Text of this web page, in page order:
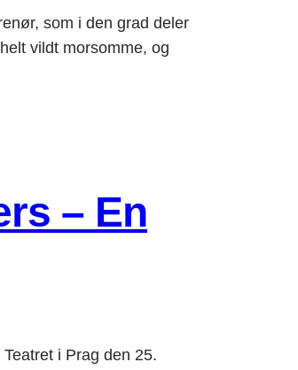
som i den grad deler
vildt morsomme, og
– En
i Prag den 25.